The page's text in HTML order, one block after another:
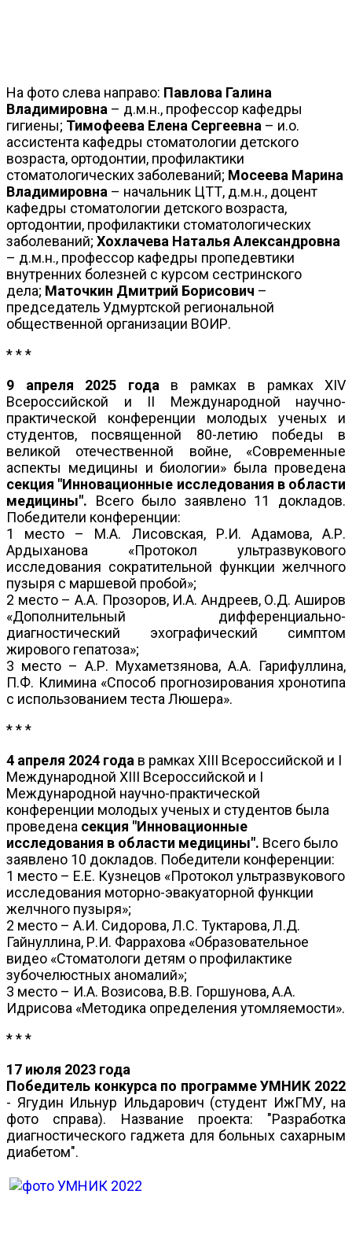
На фото слева направо: Павлова Галина
Владимировна – д.м.н., профессор кафедры
гигиены; Тимофеева Елена Сергеевна – и.о.
ассистента кафедры стоматологии детского
возраста, ортодонтии, профилактики
стоматологических заболеваний; Мосеева Марина
Владимировна – начальник ЦТТ, д.м.н., доцент
кафедры стоматологии детского возраста,
ортодонтии, профилактики стоматологических
заболеваний; Хохлачева Наталья Александровна
– д.м.н., профессор кафедры пропедевтики
внутренних болезней с курсом сестринского
дела; Маточкин Дмитрий Борисович –
председатель Удмуртской региональной
общественной организации ВОИР.
* * *
9 апреля 2025 года в рамках в рамках XIV
Всероссийской и ІI Международной научно-
практической конференции молодых ученых и
студентов, посвященной 80-летию победы в
великой отечественной войне, «Современные
аспекты медицины и биологии» была проведена
секция "Инновационные исследования в области
медицины". Всего было заявлено 11 докладов.
Победители конференции:
1 место – М.А. Лисовская, Р.И. Адамова, А.Р.
Ардыханова «Протокол ультразвукового
исследования сократительной функции желчного
пузыря с маршевой пробой»;
2 место – А.А. Прозоров, И.А. Андреев, О.Д. Аширов
«Дополнительный дифференциально-
диагностический эхографический симптом
жирового гепатоза»;
3 место – А.Р. Мухаметзянова, А.А. Гарифуллина,
П.Ф. Климина «Способ прогнозирования хронотипа
с использованием теста Люшера».
* * *
4 апреля 2024 года в рамках XIII Всероссийской и I
Международной XIII Всероссийской и I
Международной научно-практической
конференции молодых ученых и студентов была
проведена секция "Инновационные
исследования в области медицины". Всего было
заявлено 10 докладов. Победители конференции:
1 место – Е.Е. Кузнецов «Протокол ультразвукового
исследования моторно-эвакуаторной функции
желчного пузыря»;
2 место – А.И. Сидорова, Л.С. Туктарова, Л.Д.
Гайнуллина, Р.И. Фаррахова «Образовательное
видео «Стоматологи детям о профилактике
зубочелюстных аномалий»;
3 место – И.А. Возисова, В.В. Горшунова, А.А.
Идрисова «Методика определения утомляемости».
* * *
17 июля 2023 года
Победитель конкурса по программе УМНИК 2022
- Ягудин Ильнур Ильдарович (студент ИжГМУ, на
фото справа). Название проекта: "Разработка
диагностического гаджета для больных сахарным
диабетом".